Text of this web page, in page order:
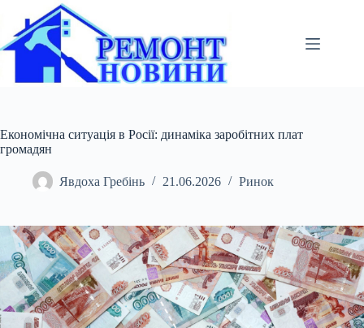
вмісту
Економічна ситуація в Росії: динаміка заробітних плат
громадян
Явдоха Гребінь 21.06.2026 Ринок